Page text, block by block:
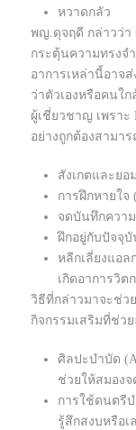
หวาดกลัว
พญ.ดุจฤดี กล่าวว่า
กระตุ้นความทรงจ
อาการเหล่านี้อาจ
ว่าตัวเองหรือคนใ
ผู้เชี่ยวชาญ เพราะ
อย่างถูกต้องสามา
สังเกตและยอ
การฝึกหายใจ
จดบันทึกความ
ฝึกอยู่กับปัจจุบั
หลีกเลี่ยงแอล
เกิดอาการวิ
วิธีที่กล่าวมาจะช่ว
กิจกรรมเสริมที่ช่ว
ศิลปะบำบัด
ช่วยให้สมอง
การใช้ดนตรีบ
รู้สึกสงบหรือ